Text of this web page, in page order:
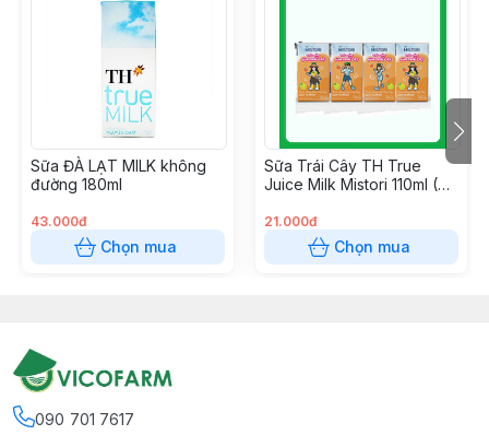
Sữa ĐÀ LẠT MILK không
đường 180ml
43.000đ
Chọn mua
Sữa Trái Cây TH True
Juice Milk Mistori 110ml (Vị
21.000đ
Chọn mua
090 701 7617